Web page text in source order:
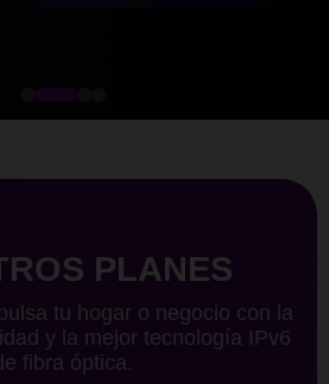
PLANES
tu hogar o negocio con la
y la mejor tecnología IPv6
fibra óptica.